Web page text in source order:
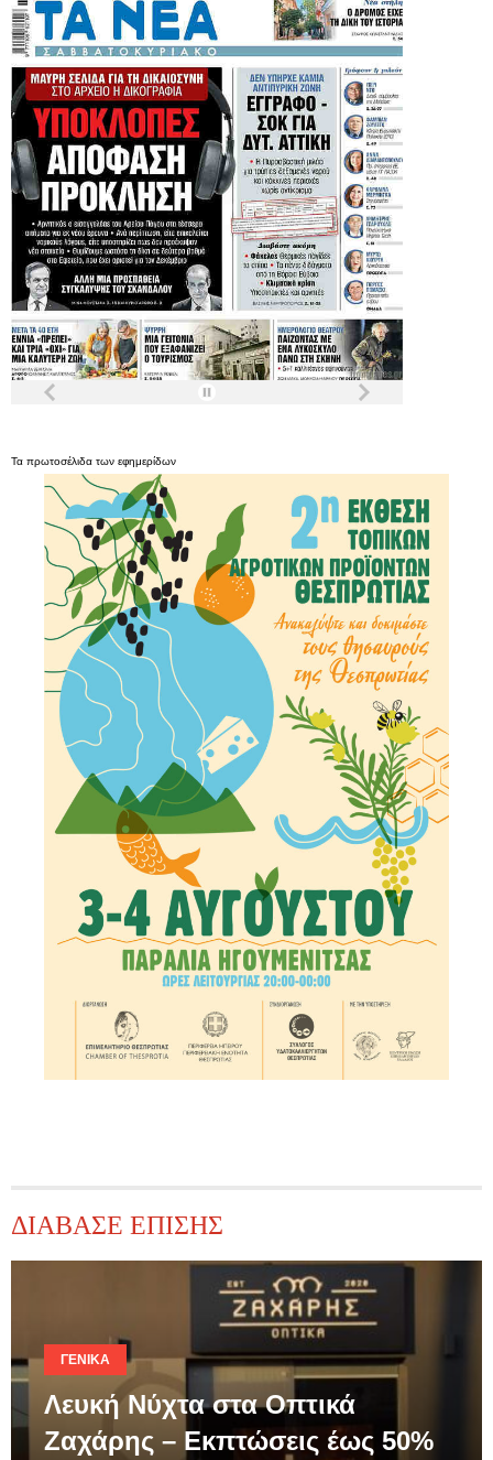
Τα πρωτοσέλιδα των εφημερίδων
ΔΙΑΒΑΣΕ ΕΠΙΣΗΣ
ΓΕΝΙΚΆ
Λευκή Νύχτα στα Οπτικά
Ζαχάρης – Εκπτώσεις έως 50%